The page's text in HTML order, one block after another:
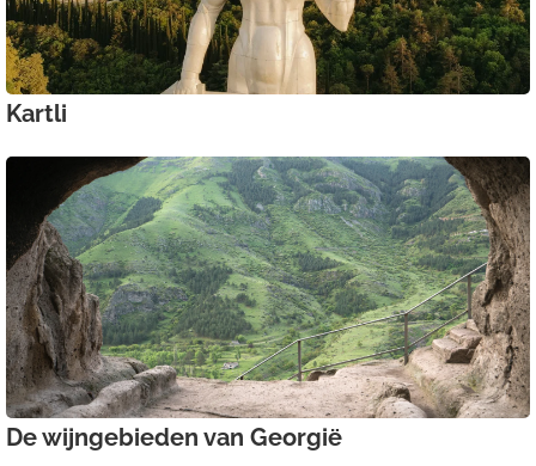
Kartli
De wijngebieden van Georgië